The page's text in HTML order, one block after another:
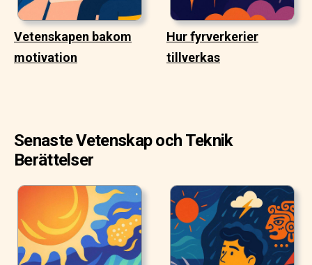
Vetenskapen bakom
motivation
Hur fyrverkerier
tillverkas
Senaste Vetenskap och Teknik
Berättelser